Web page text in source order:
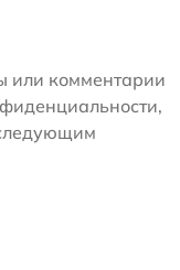
или комментарии